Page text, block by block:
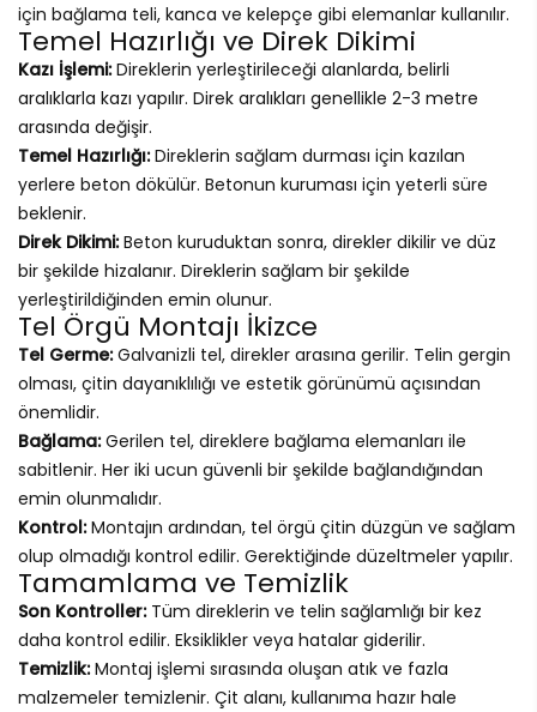
için bağlama teli, kanca ve kelepçe gibi elemanlar kullanılır.
Temel Hazırlığı ve Direk Dikimi
Kazı İşlemi:Direklerin yerleştirileceği alanlarda, belirli
aralıklarla kazı yapılır. Direk aralıkları genellikle 2-3 metre
arasında değişir.
Temel Hazırlığı:Direklerin sağlam durması için kazılan
yerlere beton dökülür. Betonun kuruması için yeterli süre
beklenir.
Direk Dikimi:Beton kuruduktan sonra, direkler dikilir ve düz
bir şekilde hizalanır. Direklerin sağlam bir şekilde
yerleştirildiğinden emin olunur.
Tel Örgü Montajı İkizce
Tel Germe:Galvanizli tel, direkler arasına gerilir. Telin gergin
olması, çitin dayanıklılığı ve estetik görünümü açısından
önemlidir.
Bağlama:Gerilen tel, direklere bağlama elemanları ile
sabitlenir. Her iki ucun güvenli bir şekilde bağlandığından
emin olunmalıdır.
Kontrol:Montajın ardından, tel örgü çitin düzgün ve sağlam
olup olmadığı kontrol edilir. Gerektiğinde düzeltmeler yapılır.
Tamamlama ve Temizlik
Son Kontroller:Tüm direklerin ve telin sağlamlığı bir kez
daha kontrol edilir. Eksiklikler veya hatalar giderilir.
Temizlik:Montaj işlemi sırasında oluşan atık ve fazla
malzemeler temizlenir. Çit alanı, kullanıma hazır hale